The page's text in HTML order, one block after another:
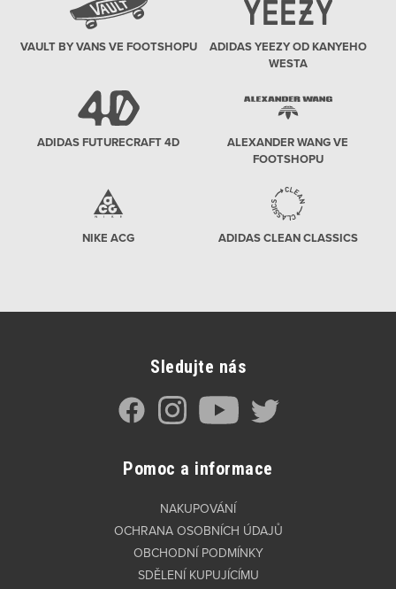
VAULT BY VANS VE FOOTSHOPU
ADIDAS YEEZY OD KANYEHO
WESTA
ADIDAS FUTURECRAFT 4D
ALEXANDER WANG VE
FOOTSHOPU
NIKE ACG ADIDAS CLEAN CLASSICS
Sledujte nás
Pomoc a informace
NAKUPOVÁNÍ
OCHRANA OSOBNÍCH ÚDAJŮ
OBCHODNÍ PODMÍNKY
SDĚLENÍ KUPUJÍCÍMU